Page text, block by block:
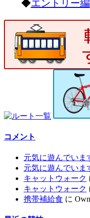
◆エントリー編
コメント
元気に遊んでいま
元気に遊んでいま
キャットウォーク
キャットウォーク
携帯補給食 に